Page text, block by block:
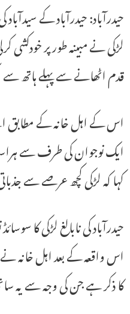
حیدرآباد: حیدرآباد کے سیدآباد
لڑکی نے مبینہ طور پر خودکشی
قدم اٹھانے سے پہلے ہاتھ
اس کے اہل خانہ کے مطابق
ایک نوجوان کی طرف سے
کہا کہ لڑکی کچھ عرصے سے
حیدرآباد کی نابالغ لڑکی کا
اس واقعہ کے بعد اہل خانہ
کا ذکر ہے جن کی وجہ سے یہ